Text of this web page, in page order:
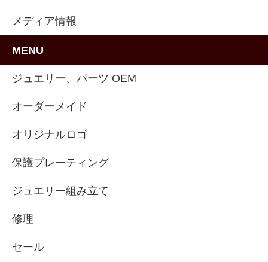
メディア情報
MENU
ジュエリー、パーツ OEM
オーダーメイド
オリジナルロゴ
保護プレーティング
ジュエリー組み立て
修理
セール